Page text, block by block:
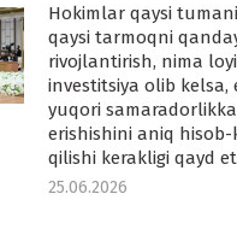
Hokimlar qaysi
qaysi tarmoqni
rivojlantirish, nima
investitsiya olib kelsa,
yuqori samaradorlikka
erishishini aniq hisob-
qilishi kerakligi qayd
25.06.2026